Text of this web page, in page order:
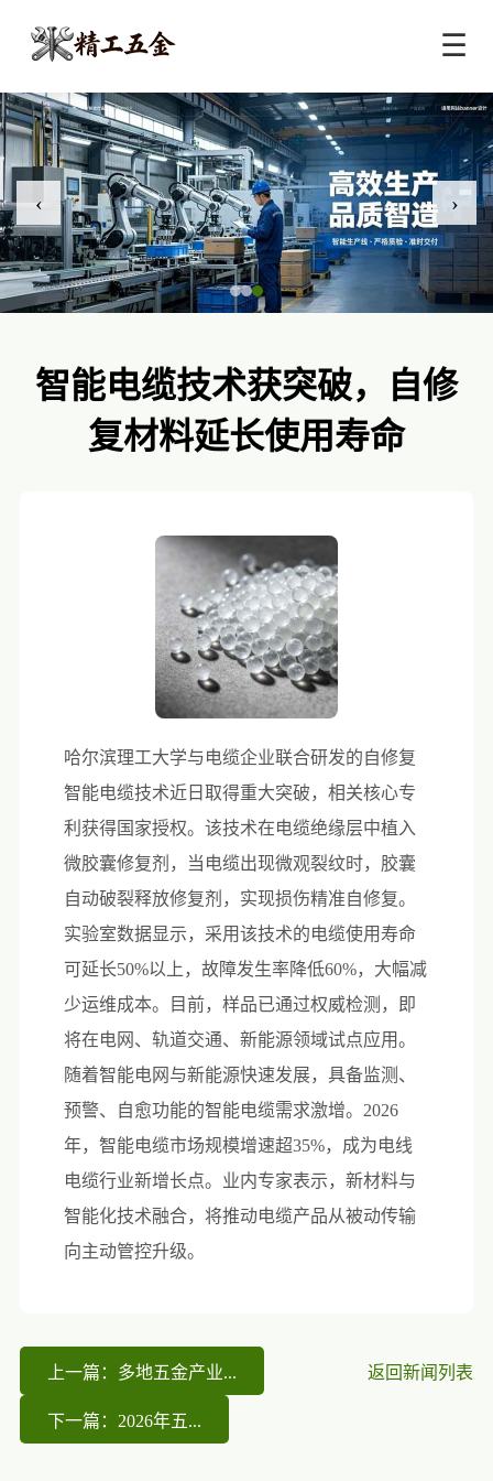
☰
‹ ›
智能电缆技术获突破，自修
复材料延长使用寿命
哈尔滨理工大学与电缆企业联合研发的自修复
智能电缆技术近日取得重大突破，相关核心专
利获得国家授权。该技术在电缆绝缘层中植入
微胶囊修复剂，当电缆出现微观裂纹时，胶囊
自动破裂释放修复剂，实现损伤精准自修复。
实验室数据显示，采用该技术的电缆使用寿命
可延长50%以上，故障发生率降低60%，大幅减
少运维成本。目前，样品已通过权威检测，即
将在电网、轨道交通、新能源领域试点应用。
随着智能电网与新能源快速发展，具备监测、
预警、自愈功能的智能电缆需求激增。2026
年，智能电缆市场规模增速超35%，成为电线
电缆行业新增长点。业内专家表示，新材料与
智能化技术融合，将推动电缆产品从被动传输
向主动管控升级。
上一篇：多地五金产业... 返回新闻列表
下一篇：2026年五...